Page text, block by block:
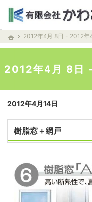
ホーム
2012年4月 8日 - 2012年
2012年4月 8日
お客様を笑顔する家づくりをしま
注文住宅（青森・青森市）の工務店
2012年4月14日
樹脂窓＋網戸